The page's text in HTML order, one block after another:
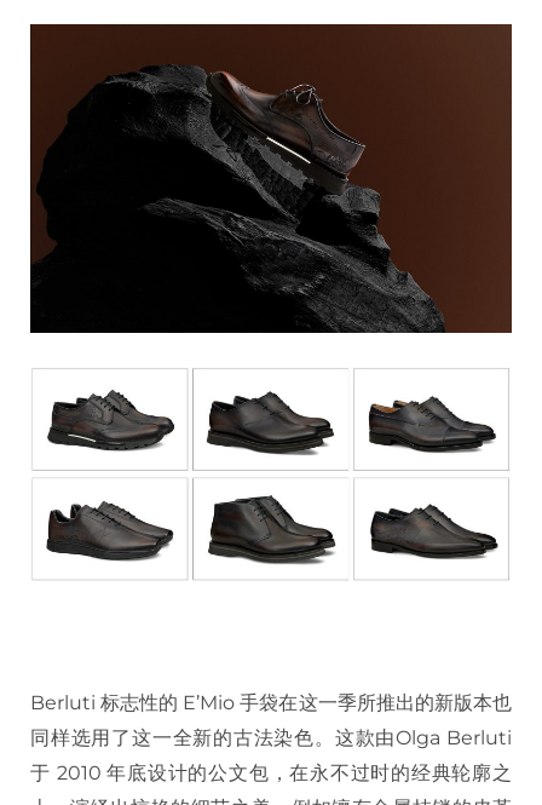
Berluti 标志性的 E’Mio 手袋在这一季所推出的新版本也
同样选用了这一全新的古法染色。这款由Olga Berluti
于 2010 年底设计的公文包，在永不过时的经典轮廓之